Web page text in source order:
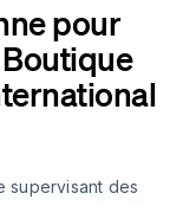
pour
supervisant des